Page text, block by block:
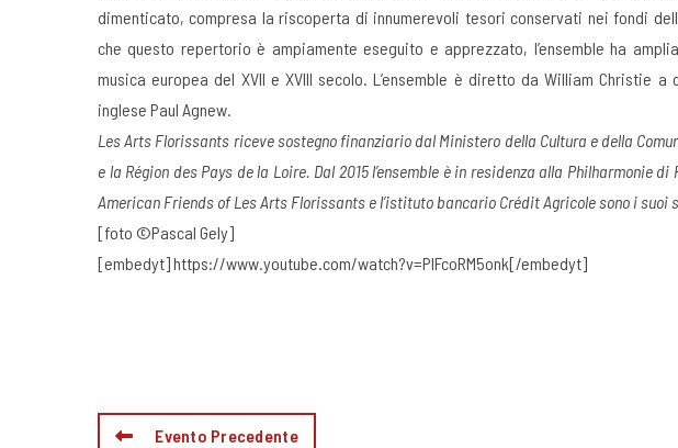
dimenticato, compresa la riscoperta di innumerevoli tesori conservati nei fondi
che questo repertorio è ampiamente eseguito e apprezzato, l’ensemble ha
musica europea del XVII e XVIII secolo. L’ensemble è diretto da William Christie
inglese Paul Agnew.
Les Arts Florissants riceve sostegno finanziario dal Ministero della Cultura e della
e la Région des Pays de la Loire. Dal 2015 l’ensemble è in residenza alla Philharmonie
American Friends of Les Arts Florissants e l’istituto bancario Crédit Agricole sono i suoi
[foto ©Pascal Gely]
[embedyt] https://www.youtube.com/watch?v=PIFcoRM5onk[/embedyt]
Evento Precedente